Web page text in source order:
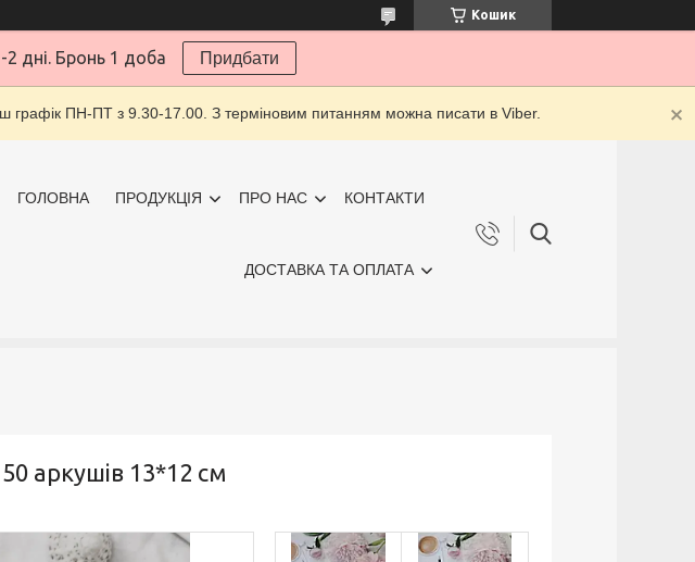
Кошик
дні. Бронь 1 доба Придбати
графік ПН-ПТ з 9.30-17.00. З терміновим питанням можна писати в Viber.
ГОЛОВНА ПРОДУКЦІЯ ПРО НАС КОНТАКТИ
ДОСТАВКА ТА ОПЛАТА
аркушів 13*12 см